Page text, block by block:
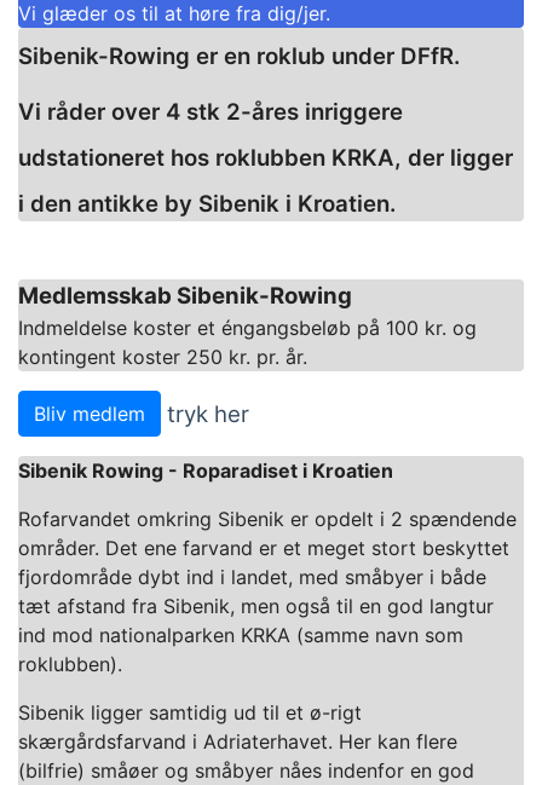
Vi glæder os til at høre fra dig/jer.
Sibenik-Rowing er en roklub under DFfR.
Vi råder over 4 stk 2-åres inriggere
udstationeret hos roklubben KRKA, der ligger
i den antikke by Sibenik i Kroatien.
Medlemsskab Sibenik-Rowing
Indmeldelse koster et éngangsbeløb på 100 kr. og
kontingent koster 250 kr. pr. år.
Bliv medlem tryk her
Sibenik Rowing - Roparadiset i Kroatien
Rofarvandet omkring Sibenik er opdelt i 2 spændende
områder. Det ene farvand er et meget stort beskyttet
fjordområde dybt ind i landet, med småbyer i både
tæt afstand fra Sibenik, men også til en god langtur
ind mod nationalparken KRKA (samme navn som
roklubben).
Sibenik ligger samtidig ud til et ø-rigt
skærgårdsfarvand i Adriaterhavet. Her kan flere
(bilfrie) småøer og småbyer nåes indenfor en god